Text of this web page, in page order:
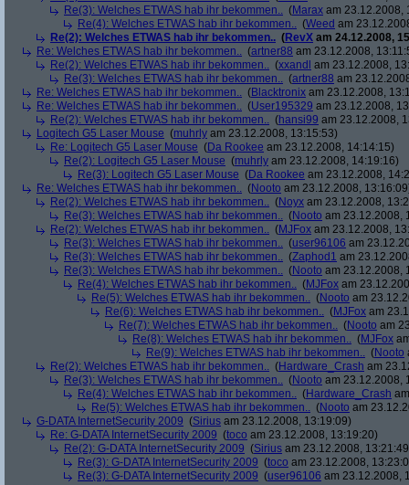
Re(3): Welches ETWAS hab ihr bekommen.. (Marax am 23.12.2008,
Re(4): Welches ETWAS hab ihr bekommen.. (Weed am
Re(2): Welches ETWAS hab ihr bekommen.. (RevX am 24.12.2008,
Re: Welches ETWAS hab ihr bekommen.. (artner88 am 23.12.2008,
Re(2): Welches ETWAS hab ihr bekommen.. (xxandl am 23.12.2008,
Re(3): Welches ETWAS hab ihr bekommen.. (artner88 am
Re: Welches ETWAS hab ihr bekommen.. (Blacktronix am 23.12.2008,
Re: Welches ETWAS hab ihr bekommen.. (User195329 am 23.12.2008,
Re(2): Welches ETWAS hab ihr bekommen.. (hansi99 am 23.12.2008,
Logitech G5 Laser Mouse (muhrly am 23.12.2008, 13:15:53)
Re: Logitech G5 Laser Mouse (Da Rookee am 23.12.2008, 14:14:15)
Re(2): Logitech G5 Laser Mouse (muhrly am 23.12.2008, 14:19:16)
Re(3): Logitech G5 Laser Mouse (Da Rookee am 23.12.2008,
Re: Welches ETWAS hab ihr bekommen.. (Nooto am 23.12.2008,
Re(2): Welches ETWAS hab ihr bekommen.. (Noyx am 23.12.2008,
Re(3): Welches ETWAS hab ihr bekommen.. (Nooto am 23.12.2008,
Re(2): Welches ETWAS hab ihr bekommen.. (MJFox am 23.12.2008,
Re(3): Welches ETWAS hab ihr bekommen.. (user96106 am
Re(3): Welches ETWAS hab ihr bekommen.. (Zaphod1 am
Re(3): Welches ETWAS hab ihr bekommen.. (Nooto am 23.12.2008,
Re(4): Welches ETWAS hab ihr bekommen.. (MJFox am
Re(5): Welches ETWAS hab ihr bekommen.. (Nooto am
Re(6): Welches ETWAS hab ihr bekommen.. (MJFox am
Re(7): Welches ETWAS hab ihr bekommen.. (Nooto am
Re(8): Welches ETWAS hab ihr bekommen.. (MJFox
Re(9): Welches ETWAS hab ihr bekommen.. (Nooto
Re(2): Welches ETWAS hab ihr bekommen.. (Hardware_Crash am
Re(3): Welches ETWAS hab ihr bekommen.. (Nooto am 23.12.2008,
Re(4): Welches ETWAS hab ihr bekommen.. (Hardware_Crash
Re(5): Welches ETWAS hab ihr bekommen.. (Nooto am
G-DATA InternetSecurity 2009 (Sirius am 23.12.2008, 13:19:09)
Re: G-DATA InternetSecurity 2009 (toco am 23.12.2008, 13:19:20)
Re(2): G-DATA InternetSecurity 2009 (Sirius am 23.12.2008,
Re(3): G-DATA InternetSecurity 2009 (toco am 23.12.2008,
Re(3): G-DATA InternetSecurity 2009 (user96106 am 23.12.2008,